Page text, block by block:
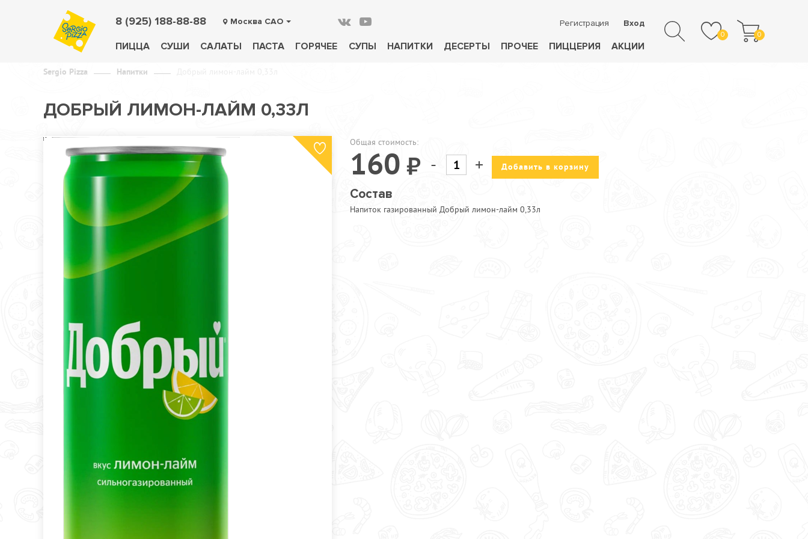
0 0
8 (925) 188-88-88 Москва САО
ПИЦЦА СУШИ САЛАТЫ ПАСТА ГОРЯЧЕЕ СУПЫ НАПИТКИ ДЕСЕРТЫ ПРОЧЕЕ ПИЦЦЕРИЯ АКЦИИ
Регистрация Вход
Sergio Pizza Напитки
ДОБРЫЙ ЛИМОН-ЛАЙМ 0,33Л
Общая стоимость:
160 - + Добавить в корзину
Состав
Напиток газированный Добрый лимон-лайм 0,33л